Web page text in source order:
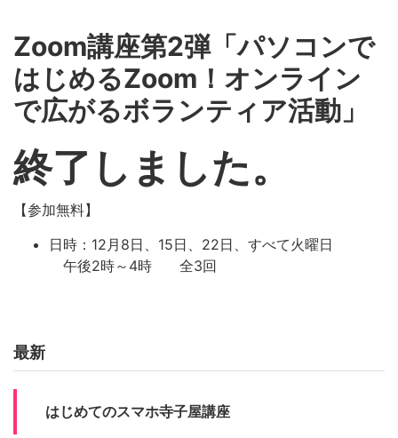
最新
はじめてのスマホ寺子屋講座
Zoom講座第2弾「パソコンで
はじめるZoom！オンライン
で広がるボランティア活動」
終了しました。
【参加無料】
日時：12月8日、15日、22日、すべて火曜日
午後2時～4時 全3回